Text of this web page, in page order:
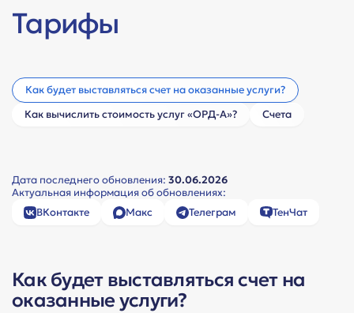
Тарифы
Как будет выставляться счет на оказанные услуги?
Как вычислить стоимость услуг «ОРД-А»?
Счета
Дата последнего обновления: 30.06.2026
Актуальная информация об обновлениях:
ВКонтакте
Макс Телеграм ТенЧат
Тарифы
Как будет выставляться счет на
оказанные услуги?